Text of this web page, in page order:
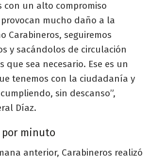
con un alto compromiso
mucho daño a la
Carabineros, seguiremos
y sacándolos de circulación
que sea necesario. Ese es un
tenemos con la ciudadanía y
sin descanso”,
Díaz.​
minuto
anterior, Carabineros realizó